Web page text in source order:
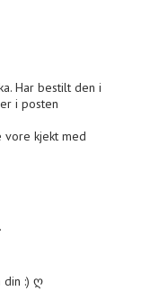
Har bestilt den i
i posten
vore kjekt med
din :) ღ